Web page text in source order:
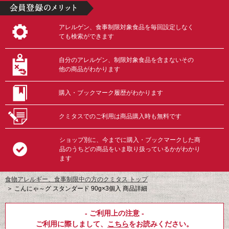
アレルゲン、食事制限対象食品を毎回設定しなく
ても検索ができます
自分のアレルゲン、制限対象食品を含まないその
他の商品がわかります
購入・ブックマーク履歴がわかります
クミタスでのご利用は商品購入時も無料です
ショップ別に、今までに購入・ブックマークした商
品のうちどの商品をいま取り扱っているかがわかり
ます
食物アレルギー、食事制限中の方のクミタス トップ
＞こんにゃ～グ スタンダード 90g×3個入 商品詳細
- ご利用上の注意 -
ご利用に際しまして、 こちらをお読みください。